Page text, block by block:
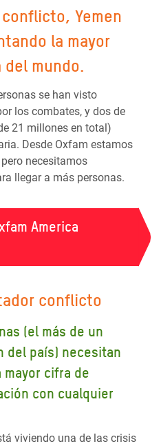
Yemen
la mayor
mundo.
se han visto
los combates, y dos de
21 millones en total)
Desde Oxfam estamos
necesitamos
llegar a más personas.
America
conflicto
(el más de un
del país) necesitan
mayor cifra de
con cualquier
viviendo una de las crisis